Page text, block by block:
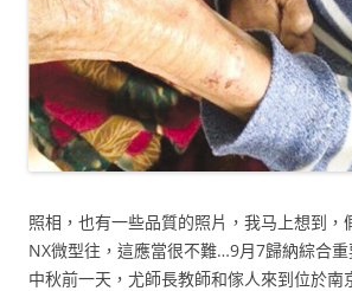
照相，也有一些品質的照片，我马上想到，
NX微型往，這應當很不難…9月7歸納綜合
中秋前一天，尤師長教師和傢人來到位於南